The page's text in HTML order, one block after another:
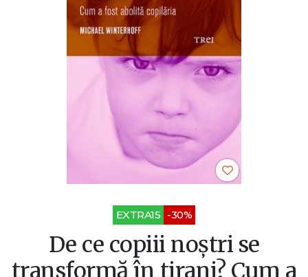
EXTRA15 -30%
De ce copiii noștri se
transformă în tirani? Cum a